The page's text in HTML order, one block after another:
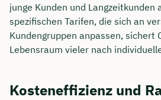
junge Kunden und Langzeitkunden
spezifischen Tarifen, die sich an
Kundengruppen anpassen, sichert
Lebensraum vieler nach
Kosteneffizienz und